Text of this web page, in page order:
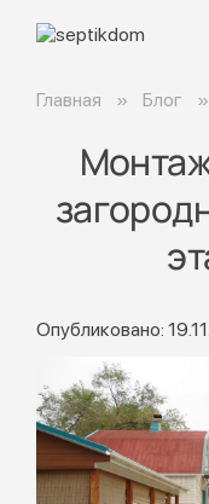
Главная Блог
Опубликовано: